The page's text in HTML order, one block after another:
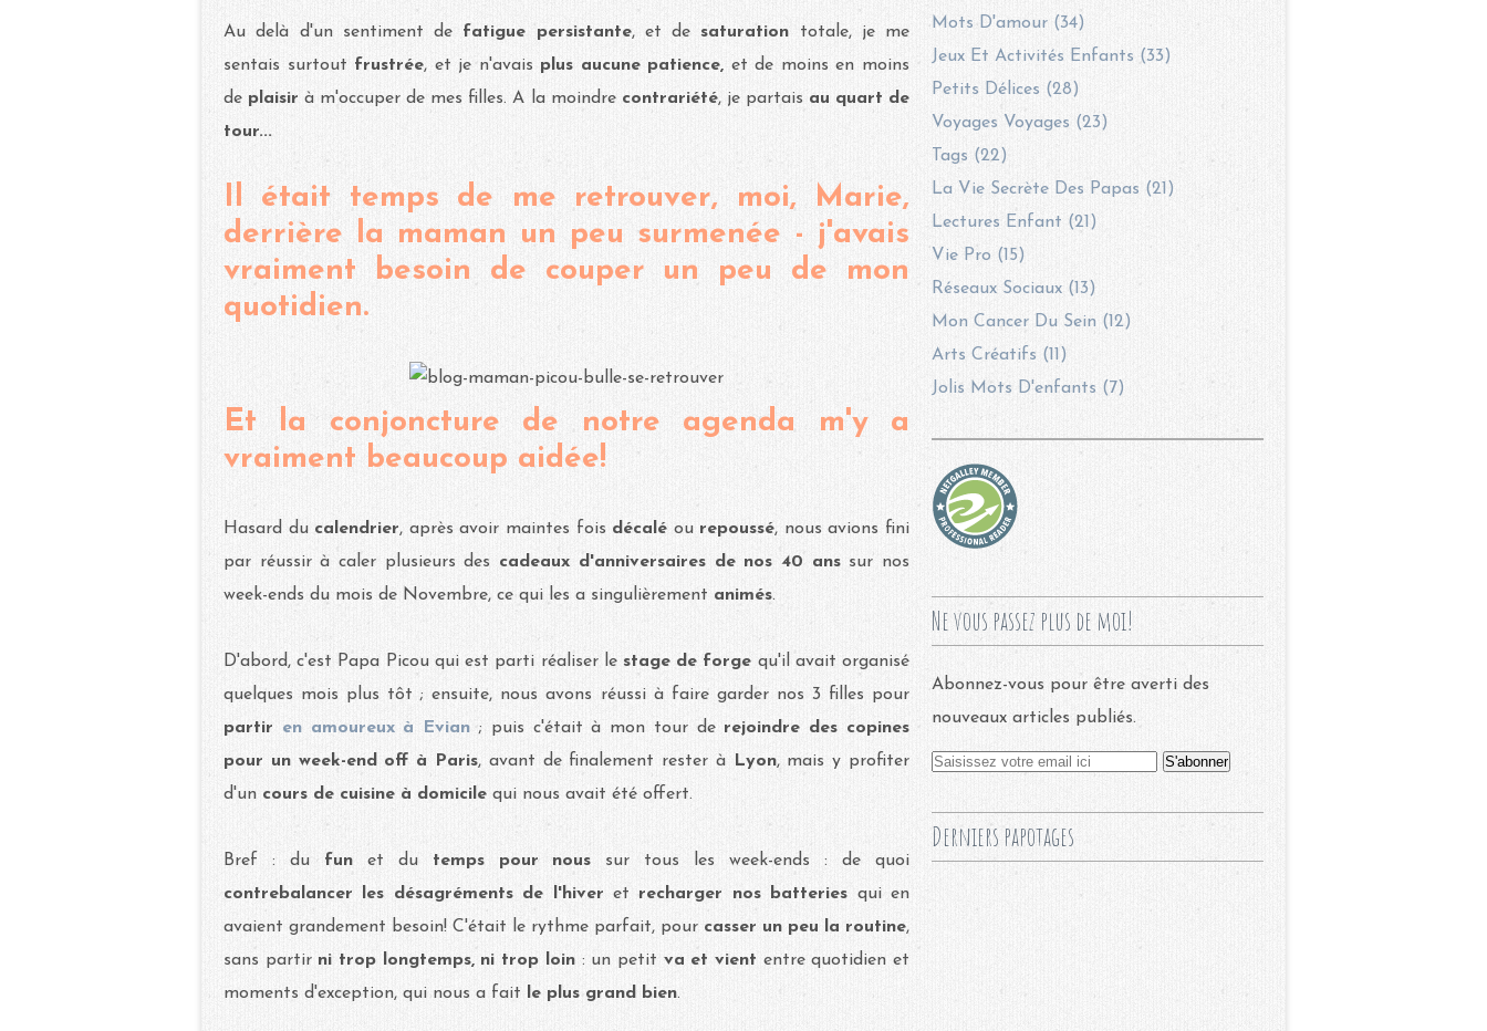
Au delà d'un sentiment de fatigue persistante, et desaturation totale, je me
sentais surtout frustrée, et je n'avais plus aucune patience, et de moins en moins
de plaisir à m'occuper de mes filles. A la moindre contrariété, je partais au quart de
tour...
Il était temps de me retrouver, moi, Marie,
derrière la maman un peu surmenée - j'avais
vraiment besoin de couper un peu de mon
quotidien.
Et la conjoncture de notre agenda m'y a
vraiment beaucoup aidée!
Hasard du calendrier, après avoir maintes fois décalé ou repoussé, nous avions fini
par réussir à caler plusieurs des cadeaux d'anniversaires de nos 40 anssur nos
week-ends du mois de Novembre, ce qui les a singulièrement animés.
D'abord, c'est Papa Picou qui est parti réaliser le stage de forge qu'il avait organisé
quelques mois plus tôt ; ensuite, nous avons réussi à faire garder nos 3 filles pour
partir
en amoureux à Evian ; puis c'était à mon tour de rejoindre des copines
pour un week-end off à Paris, avant de finalement rester à Lyon, mais y profiter
d'un cours de cuisine à domicile qui nous avait été offert.
Bref : du fun et dutemps pour nous sur tous les week-ends : de quoi
contrebalancer les désagréments de l'hiver etrecharger nos batteries qui en
avaient grandement besoin! C'était le rythme parfait, pour casser un peu la routine,
sans partirni trop longtemps, ni trop loin: un petit va et vient entre quotidien et
moments d'exception, qui nous a fait
le plus grand bien.
Mots D'amour (34)
Jeux Et Activités Enfants (33)
Petits Délices (28)
Voyages Voyages (23)
Tags (22)
La Vie Secrète Des Papas (21)
Lectures Enfant (21)
Vie Pro (15)
Réseaux Sociaux (13)
Mon Cancer Du Sein (12)
Arts Créatifs (11)
Jolis Mots D'enfants (7)
Ne vous passez plus de moi!
Abonnez-vous pour être averti des
nouveaux articles publiés.
Derniers papotages